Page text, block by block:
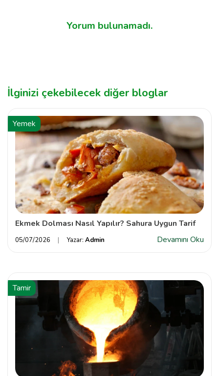
Yorum bulunamadı.
İlginizi çekebilecek diğer bloglar
Yemek
Ekmek Dolması Nasıl Yapılır? Sahura Uygun Tarif
05/07/2026 Yazar: Admin Devamını Oku
Tamir